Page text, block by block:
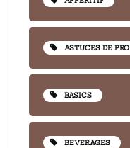
ASTUCES DE PRO
BASICS
BEVERAGES